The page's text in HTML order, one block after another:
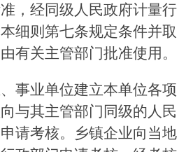
，经同级人民政府计量行
细则第七条规定条件并取
有关主管部门批准使用。
事业单位建立本单位各项
与其主管部门同级的人民
请考核。乡镇企业向当地